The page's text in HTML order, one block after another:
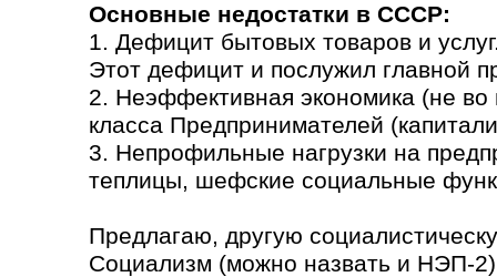
Основные недостатки в СССР:
1. Дефицит бытовых товаров и
Этот дефицит и послужил главной
2. Неэффективная экономика (не во
класса Предпринимателей
3. Непрофильные нагрузки на
теплицы, шефские социальные
Предлагаю, другую
Социализм (можно назвать и НЭП-